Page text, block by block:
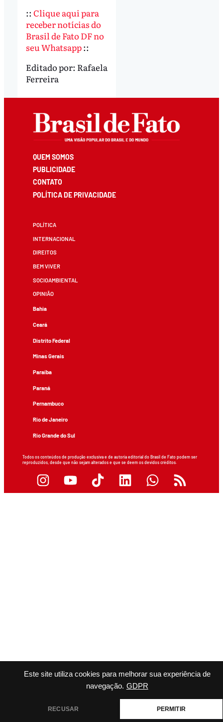
Este site utiliza cookies para melhorar sua experiência de
navegação. GDPR
RECUSAR PERMITIR
:: Clique aqui para
receber notícias do
Brasil de Fato DF no
seu Whatsapp::
Editado por: Rafaela
Ferreira
QUEM SOMOS
PUBLICIDADE
CONTATO
POLÍTICA DE PRIVACIDADE
POLÍTICA
INTERNACIONAL
DIREITOS
BEM VIVER
SOCIOAMBIENTAL
OPINIÃO
Bahia
Ceará
Distrito Federal
Minas Gerais
Paraíba
Paraná
Pernambuco
Rio de Janeiro
Rio Grande do Sul
Todos os conteúdos de produção exclusiva e de autoria editorial do Brasil de Fato podem ser
reproduzidos, desde que não sejam alterados e que se deem os devidos créditos.